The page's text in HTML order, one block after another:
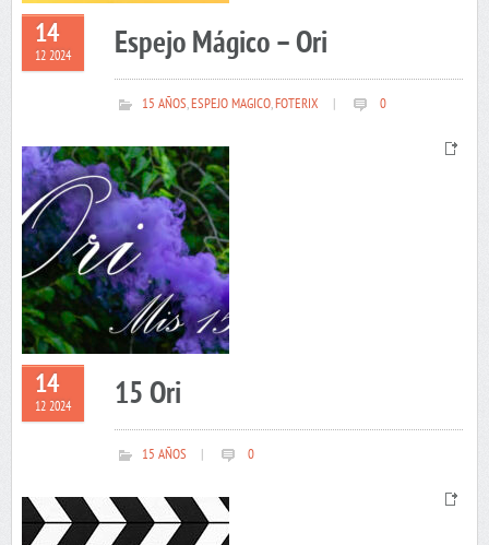
14
12 2024 Espejo Mágico – Ori
15 AÑOS,ESPEJO MAGICO,FOTERIX 0
14
12 2024 15 Ori
15 AÑOS 0